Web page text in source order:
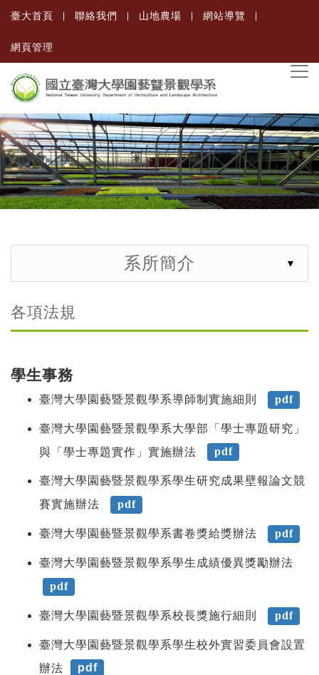
臺大首頁 聯絡我們 山地農場 網站導覽
網頁管理
系所簡介
各項法規
學生事務
臺灣大學園藝暨景觀學系導師制實施細則 pdf
臺灣大學園藝暨景觀學系大學部「學士專題研究」
與「學士專題實作」實施辦法
pdf
臺灣大學園藝暨景觀學系學生研究成果壁報論文競
賽實施辦法
pdf
臺灣大學園藝暨景觀學系書卷獎給獎辦法 pdf
臺灣大學園藝暨景觀學系學生成績優異獎勵辦法
pdf
臺灣大學園藝暨景觀學系校長獎施行細則 pdf
臺灣大學園藝暨景觀學系學生校外實習委員會設置
辦法
pdf